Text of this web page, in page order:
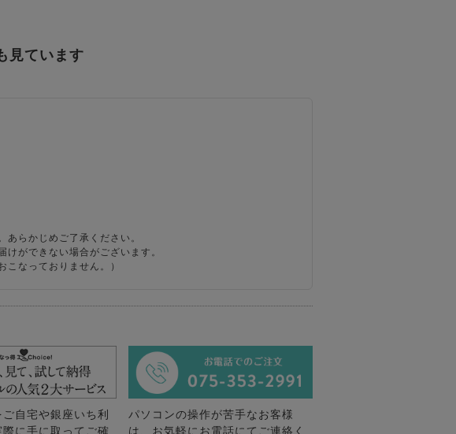
見ています
らかじめご了承ください。
ができない場合がございます。
なっておりません。）
自宅や銀座いち利
に手に取ってご確
パソコンの操作が苦手なお客様
は、お気軽にお電話にてご連絡く